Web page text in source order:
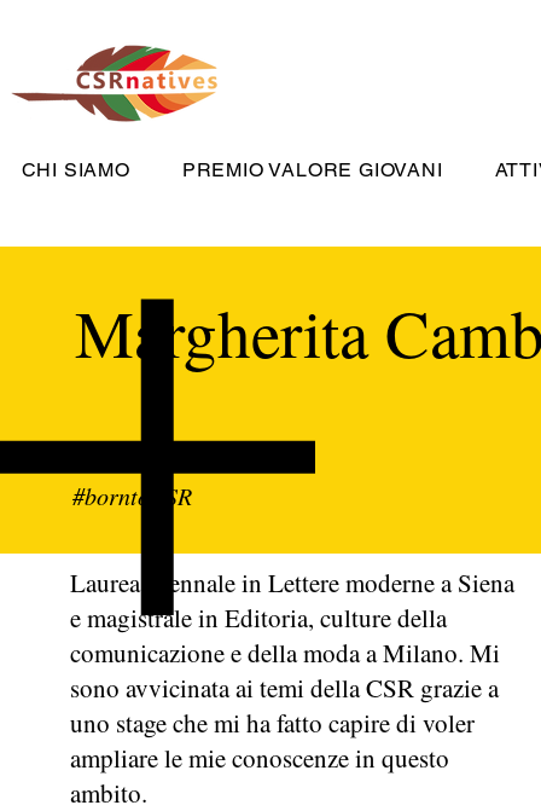
CHI SIAMO PREMIO VALORE GIOVANI
Margherita
#borntoCSR
Laurea triennale in Lettere moderne a Siena
e magistrale in Editoria, culture della
comunicazione e della moda a Milano. Mi
sono avvicinata ai temi della CSR grazie a
uno stage che mi ha fatto capire di voler
ampliare le mie conoscenze in questo
ambito.